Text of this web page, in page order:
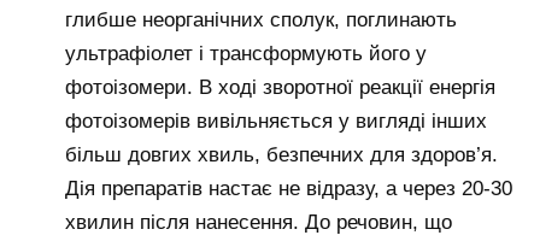
глибше неорганічних сполук, поглинають
ультрафіолет і трансформують його у
фотоізомери. В ході зворотної реакції енергія
фотоізомерів вивільняється у вигляді інших
більш довгих хвиль, безпечних для здоров’я.
Дія препаратів настає не відразу, а через 20-30
хвилин після нанесення. До речовин, що